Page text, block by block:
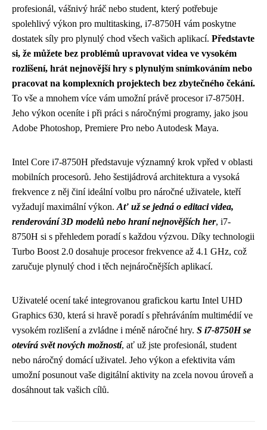
profesionál, vášnivý hráč nebo student, který potřebuje
spolehlivý výkon pro multitasking, i7-8750H vám poskytne
dostatek síly pro plynulý chod všech vašich aplikací. Představte
si, že můžete bez problémů upravovat videa ve vysokém
rozlišení, hrát nejnovější hry s plynulým snímkováním nebo
pracovat na komplexních projektech bez zbytečného čekání.
To vše a mnohem více vám umožní právě procesor i7-8750H.
Jeho výkon oceníte i při práci s náročnými programy, jako jsou
Adobe Photoshop, Premiere Pro nebo Autodesk Maya.
Intel Core i7-8750H představuje významný krok vpřed v oblasti
mobilních procesorů. Jeho šestijádrová architektura a vysoká
frekvence z něj činí ideální volbu pro náročné uživatele, kteří
vyžadují maximální výkon. Ať už se jedná o editaci videa,
renderování 3D modelů nebo hraní nejnovějších her, i7-
8750H si s přehledem poradí s každou výzvou. Díky technologii
Turbo Boost 2.0 dosahuje procesor frekvence až 4.1 GHz, což
zaručuje plynulý chod i těch nejnáročnějších aplikací.
Uživatelé ocení také integrovanou grafickou kartu Intel UHD
Graphics 630, která si hravě poradí s přehráváním multimédií ve
vysokém rozlišení a zvládne i méně náročné hry. S i7-8750H se
otevírá svět nových možností, ať už jste profesionál, student
nebo náročný domácí uživatel. Jeho výkon a efektivita vám
umožní posunout vaše digitální aktivity na zcela novou úroveň a
dosáhnout tak vašich cílů.